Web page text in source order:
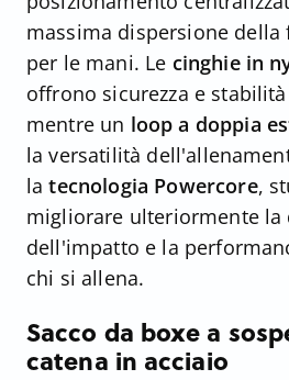
massima dispersione della
per le mani. Le cinghie in
offrono sicurezza e
mentre un loop a doppia
la versatilità
latecnologia Powercore,
migliorare ulteriormente la
dell'impatto e la
chi si allena.
Sacco da boxe a
catena in acciaio